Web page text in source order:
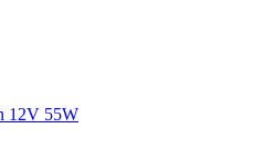
12V 55W